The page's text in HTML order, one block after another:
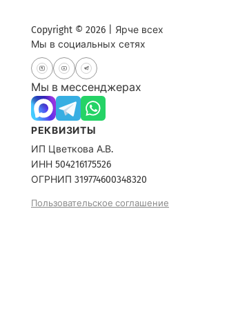
Copyright © 2026 | Ярче всех
Мы в социальных сетях
Мы в мессенджерах
РЕКВИЗИТЫ
ИП Цветкова А.В.
ИНН 504216175526
ОГРНИП 319774600348320
Пользовательское соглашение